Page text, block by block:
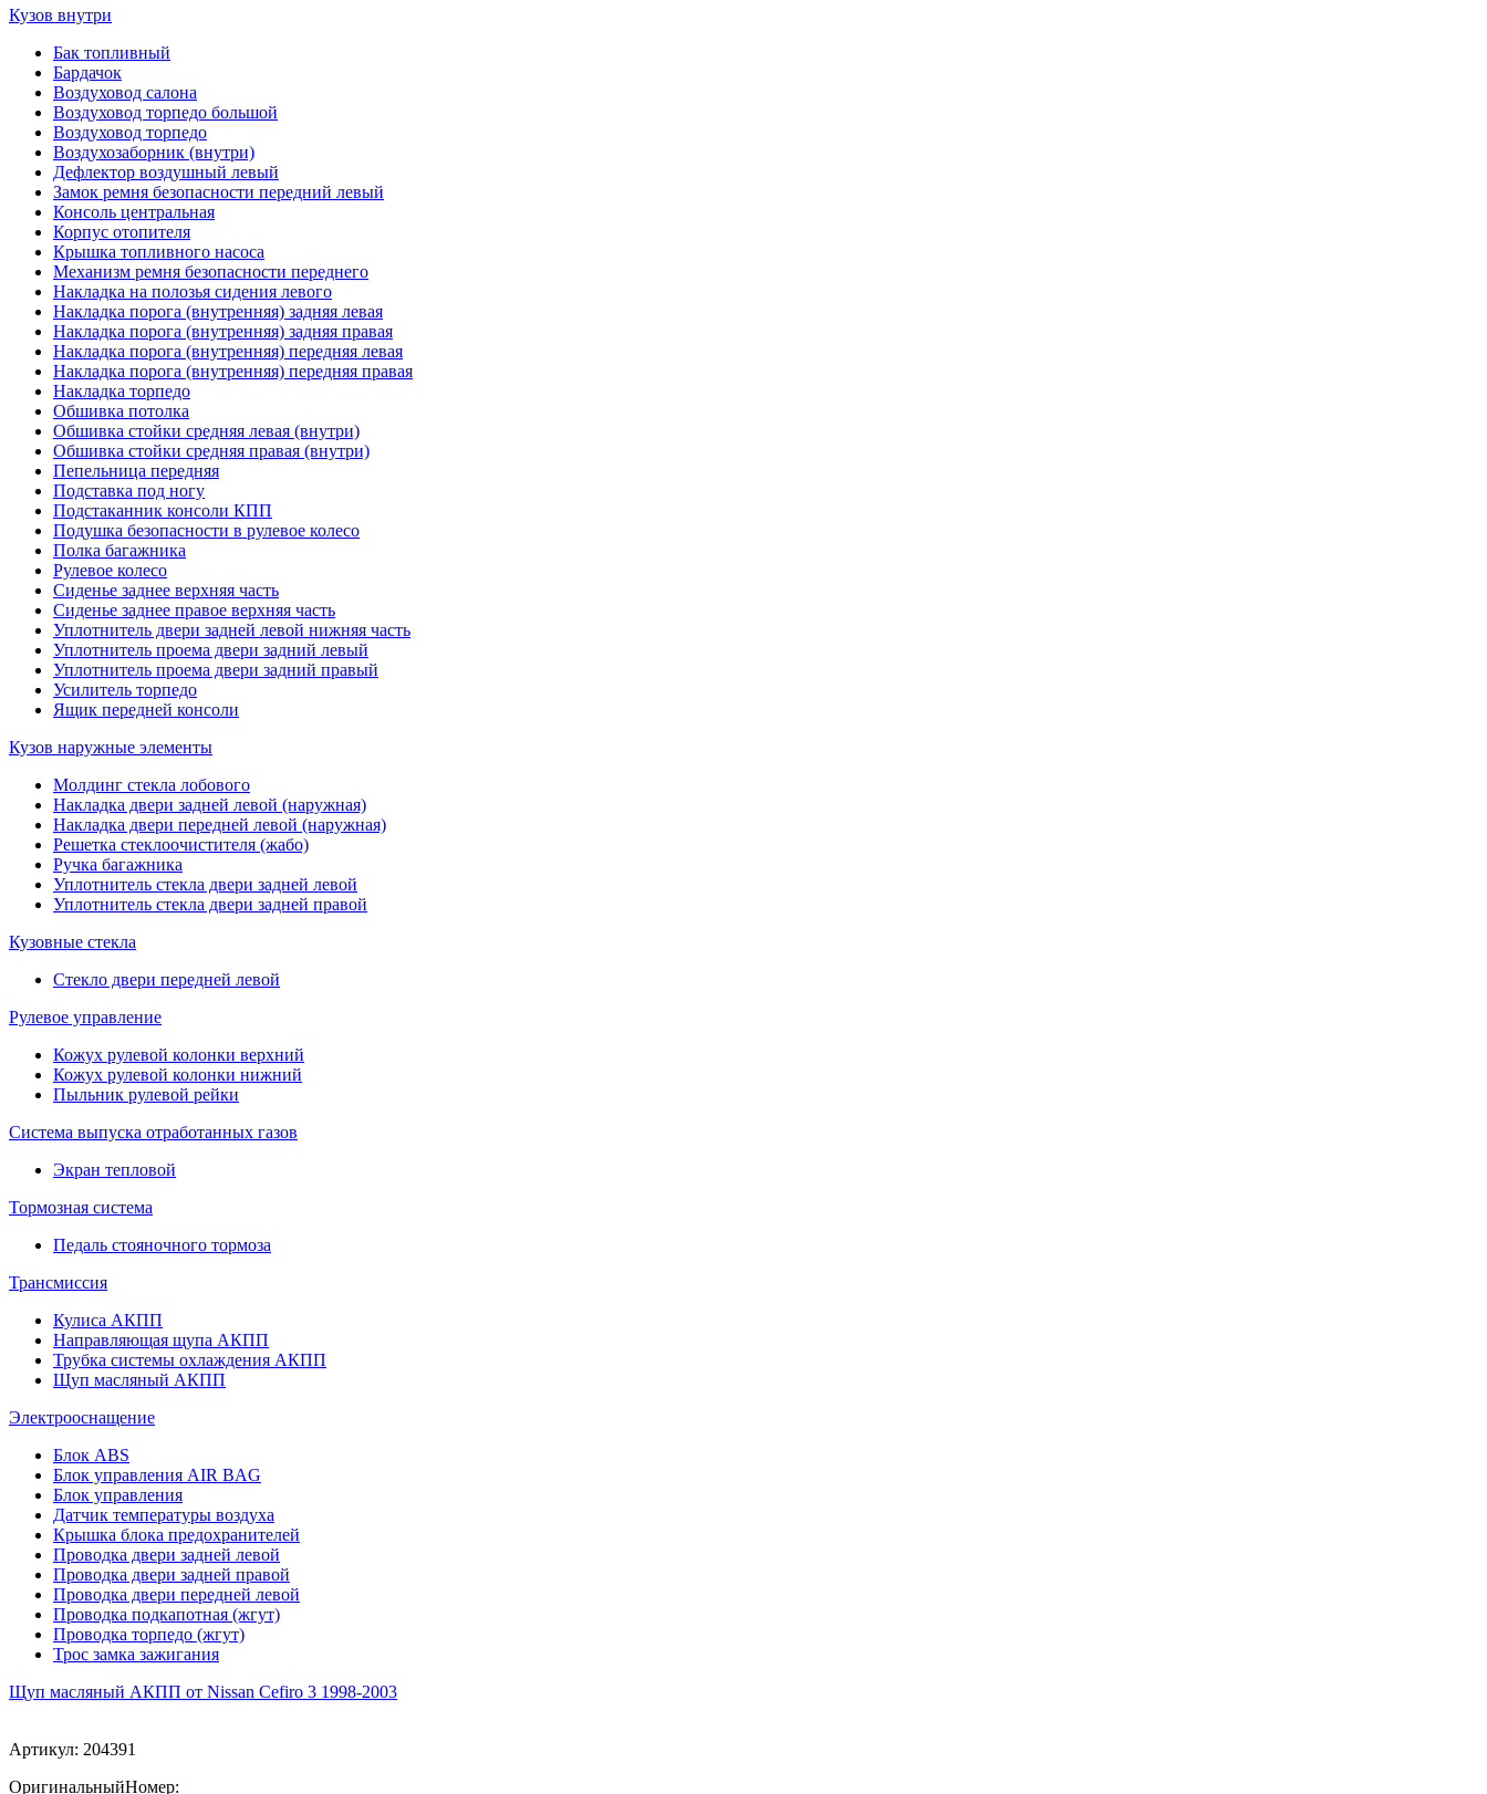
Кузов внутри
Бак топливный
Бардачок
Воздуховод салона
Воздуховод торпедо большой
Воздуховод торпедо
Воздухозаборник (внутри)
Дефлектор воздушный левый
Замок ремня безопасности передний левый
Консоль центральная
Корпус отопителя
Крышка топливного насоса
Механизм ремня безопасности переднего
Накладка на полозья сидения левого
Накладка порога (внутренняя) задняя левая
Накладка порога (внутренняя) задняя правая
Накладка порога (внутренняя) передняя левая
Накладка порога (внутренняя) передняя правая
Накладка торпедо
Обшивка потолка
Обшивка стойки средняя левая (внутри)
Обшивка стойки средняя правая (внутри)
Пепельница передняя
Подставка под ногу
Подстаканник консоли КПП
Подушка безопасности в рулевое колесо
Полка багажника
Рулевое колесо
Сиденье заднее верхняя часть
Сиденье заднее правое верхняя часть
Уплотнитель двери задней левой нижняя часть
Уплотнитель проема двери задний левый
Уплотнитель проема двери задний правый
Усилитель торпедо
Ящик передней консоли
Кузов наружные элементы
Молдинг стекла лобового
Накладка двери задней левой (наружная)
Накладка двери передней левой (наружная)
Решетка стеклоочистителя (жабо)
Ручка багажника
Уплотнитель стекла двери задней левой
Уплотнитель стекла двери задней правой
Кузовные стекла
Стекло двери передней левой
Рулевое управление
Кожух рулевой колонки верхний
Кожух рулевой колонки нижний
Пыльник рулевой рейки
Система выпуска отработанных газов
Экран тепловой
Тормозная система
Педаль стояночного тормоза
Трансмиссия
Кулиса АКПП
Направляющая щупа АКПП
Трубка системы охлаждения АКПП
Щуп масляный АКПП
Электрооснащение
Блок ABS
Блок управления AIR BAG
Блок управления
Датчик температуры воздуха
Крышка блока предохранителей
Проводка двери задней левой
Проводка двери задней правой
Проводка двери передней левой
Проводка подкапотная (жгут)
Проводка торпедо (жгут)
Трос замка зажигания
Щуп масляный АКПП от Nissan Cefiro 3 1998-2003
Артикул: 204391
ОригинальныйНомер: